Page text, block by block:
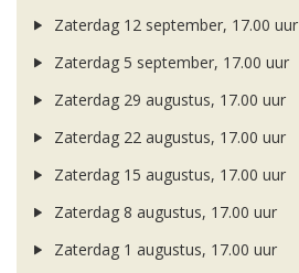
Zaterdag 12 september, 17.00 uur
Zaterdag 5 september, 17.00 uur
Zaterdag 29 augustus, 17.00 uur
Zaterdag 22 augustus, 17.00 uur
Zaterdag 15 augustus, 17.00 uur
Zaterdag 8 augustus, 17.00 uur
Zaterdag 1 augustus, 17.00 uur